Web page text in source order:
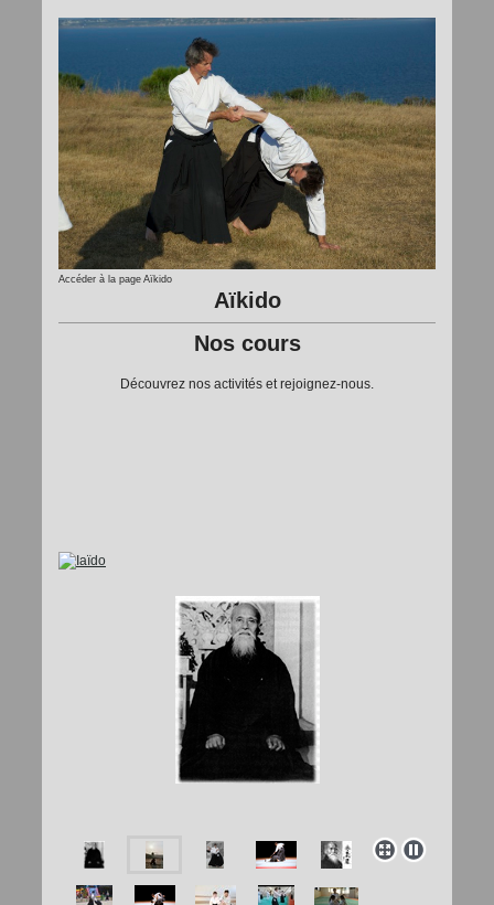
Accéder à la page Aïkido
Aïkido
Nos cours
Découvrez nos activités et rejoignez-nous.